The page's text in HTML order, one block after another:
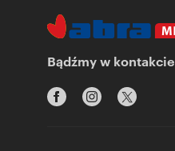
Bądźmy w kontakcie